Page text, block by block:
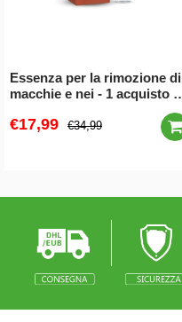
Essenza per la rimozione di
macchie e nei - 1 acquisto e
€17,99 €34,99